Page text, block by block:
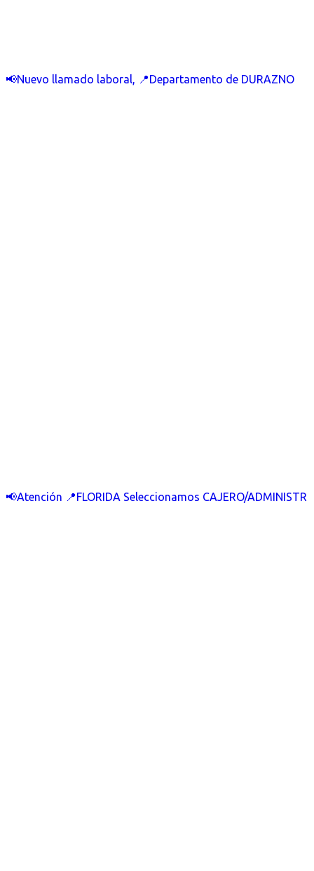
📢Nuevo llamado laboral, 📍Departamento de DURAZNO
📢Atención 📍FLORIDA Seleccionamos CAJERO/ADMINISTR